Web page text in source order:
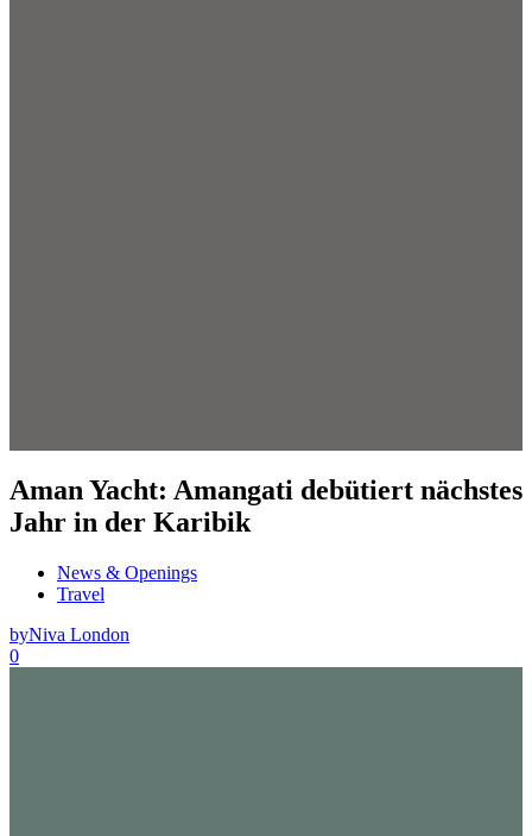
Aman Yacht: Amangati debütiert nächstes
Jahr in der Karibik
News & Openings
Travel
byNiva London
0